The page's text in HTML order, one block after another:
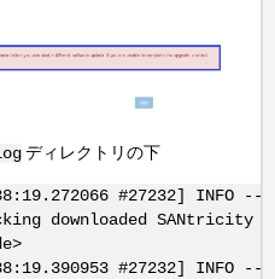
ディレクトリの下
#27232] INFO --
downloaded SANtricity
#27232] INFO --